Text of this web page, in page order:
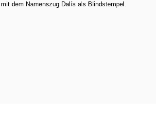
dem Namenszug Dalís als Blindstempel.